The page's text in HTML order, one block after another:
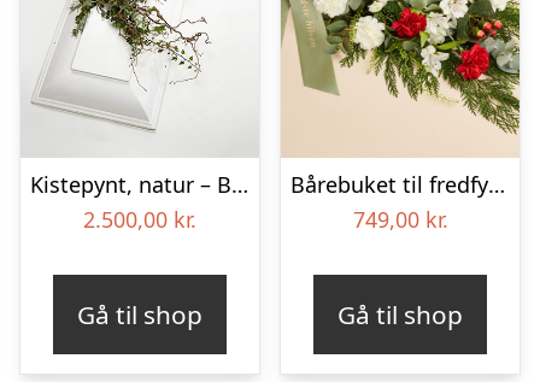
Kistepynt, natur – Blomster til begravelse
2.500,00 kr.
Gå til shop
Bårebuket til fredfyldt kærlighed med bånd
749,00 kr.
Gå til shop